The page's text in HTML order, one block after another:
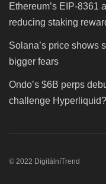
Ethereum’s EIP-8361
reducing staking
Solana’s price shows
bigger fears
Ondo’s $6B perps
challenge Hyperliquid?
© 2022 DigitálníTrend